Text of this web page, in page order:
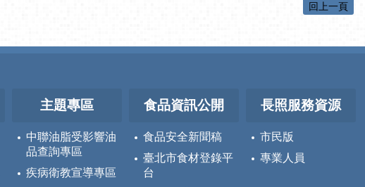
回上一頁
主題專區
中聯油脂受影響油
品查詢專區
疾病衛教宣導專區
食品資訊公開
食品安全新聞稿
臺北市食材登錄平
台
長照服務資源
市民版
專業人員